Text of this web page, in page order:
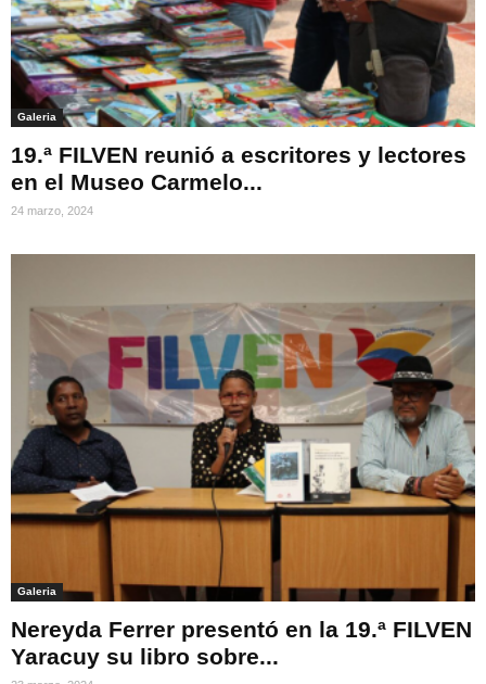
Galeria
19.ª FILVEN reunió a escritores y lectores
en el Museo Carmelo...
24 marzo, 2024
Galeria
Nereyda Ferrer presentó en la 19.ª FILVEN
Yaracuy su libro sobre...